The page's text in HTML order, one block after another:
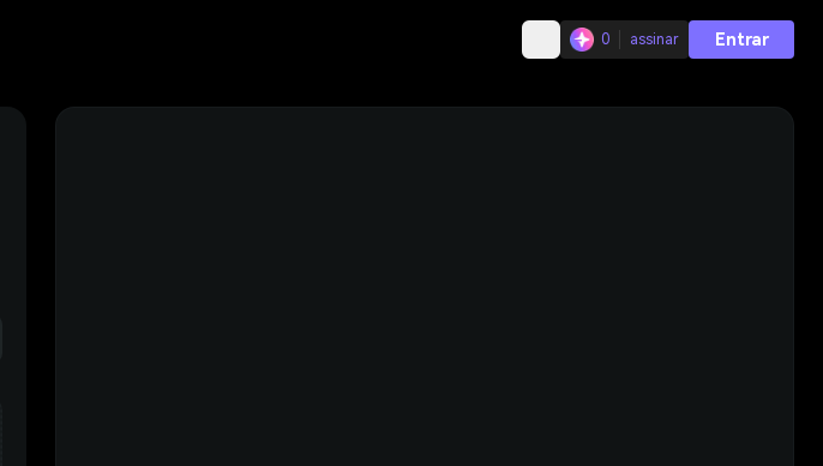
0 assinar Entrar